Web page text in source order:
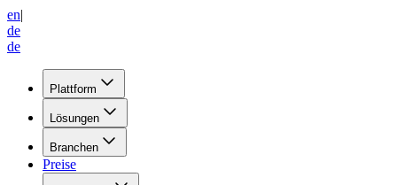
en|
de
de
Plattform
Lösungen
Branchen
Preise